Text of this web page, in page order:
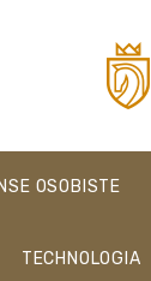
OSOBISTE
TECHNOLOGIA